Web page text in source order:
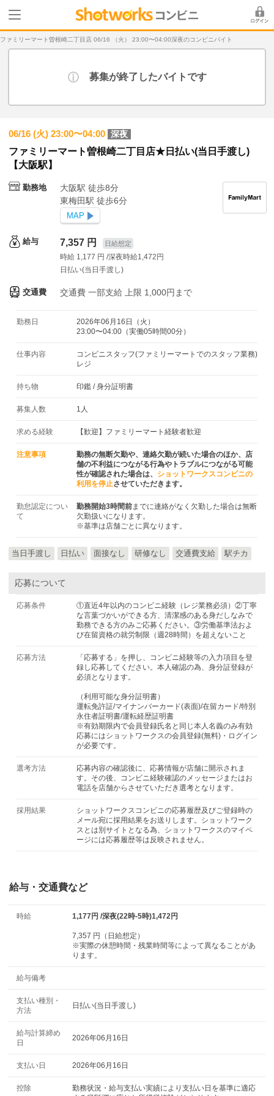
ファミリーマート曽根崎二丁目店 06/16 （火） 23:00〜04:00深夜のコンビニバイト
募集が終了したバイトです
06/16 (火) 23:00〜04:00 深夜
ファミリーマート曽根崎二丁目店★日払い(当日手渡し)
【大阪駅】
勤務地
大阪駅 徒歩8分
東梅田駅 徒歩6分
MAP
給与 7,357 円 日給想定
時給 1,177 円 /深夜時給1,472円
日払い(当日手渡し)
交通費 交通費 一部支給 上限 1,000円まで
勤務日
2026年06月16日（火）
23:00〜04:00（実働05時間00分）
仕事内容
コンビニスタッフ(ファミリーマートでのスタッフ業務)
レジ
持ち物 印鑑 /身分証明書
募集人数 1人
求める経験 【歓迎】ファミリーマート経験者歓迎
注意事項
勤務の無断欠勤や、連絡欠勤が続いた場合のほか、店
舗の不利益につながる行為やトラブルにつながる可能
性が確認された場合は、
ショットワークスコンビニの
利用を停止させていただきます。
勤怠認定につい
て
勤務開始3時間前までに連絡がなく欠勤した場合は無断
欠勤扱いになります。
※基準は店舗ごとに異なります。
当日手渡し 日払い 面接なし 研修なし 交通費支給 駅チカ
応募について
応募条件
①直近4年以内のコンビニ経験（レジ業務必須）②丁寧
な言葉づかいができる方、清潔感のある身だしなみで
勤務できる方のみご応募ください。③労働基準法およ
び在留資格の就労制限（週28時間）を超えないこと
応募方法
「応募する」を押し、コンビニ経験等の入力項目を登
録し応募してください。本人確認の為、身分証登録が
必須となります。
（利用可能な身分証明書）
運転免許証/マイナンバーカード(表面)/在留カード/特別
永住者証明書/運転経歴証明書
※有効期限内で会員登録氏名と同じ本人名義のみ有効
応募にはショットワークスの会員登録(無料)・ログイン
が必要です。
選考方法
応募内容の確認後に、応募情報が店舗に開示されま
す。その後、コンビニ経験確認のメッセージまたはお
電話を店舗からさせていただき選考となります。
採用結果
ショットワークスコンビニの応募履歴及びご登録時の
メール宛に採用結果をお送りします。ショットワーク
スとは別サイトとなる為、ショットワークスのマイペ
ージには応募履歴等は反映されません。
給与・交通費など
時給 1,177円 /深夜(22時-5時)1,472円
7,357 円（日給想定）
※実際の休憩時間・残業時間等によって異なることがあ
ります。
給与備考
支払い種別・
方法
日払い(当日手渡し)
給与計算締め
日
2026年06月16日
支払い日 2026年06月16日
控除
勤務状況・給与支払い実績により支払い日を基準に適応